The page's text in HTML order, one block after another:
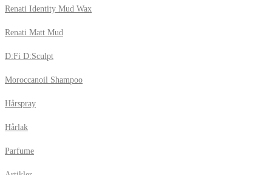
Renati Identity Mud Wax
Renati Matt Mud
D:Fi D:Sculpt
Moroccanoil Shampoo
Hårspray
Hårlak
Parfume